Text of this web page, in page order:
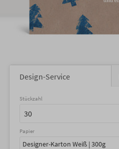
Design-Service
Stückzahl
Papier
Designer-Karton Weiß | 300g